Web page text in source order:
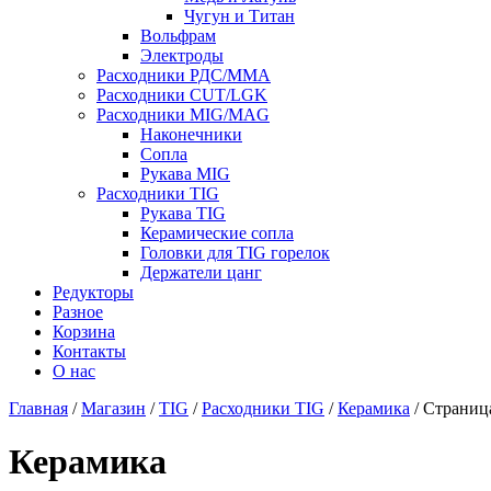
Чугун и Титан
Вольфрам
Электроды
Расходники РДС/MMA
Расходники CUT/LGK
Расходники MIG/MAG
Наконечники
Сопла
Рукава MIG
Расходники TIG
Рукава TIG
Керамические сопла
Головки для TIG горелок
Держатели цанг
Редукторы
Разное
Корзина
Контакты
О нас
Главная /Магазин /TIG /Расходники TIG /Керамика /
Керамика